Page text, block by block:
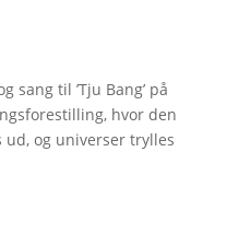
sang til ’Tju Bang’ på
hvor den
og universer trylles